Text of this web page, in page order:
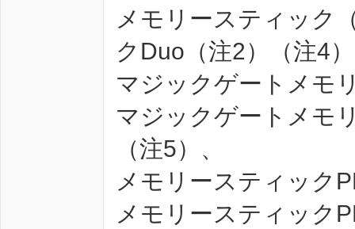
メモリースティック
クDuo（注2）（注4
マジックゲートメモ
マジックゲートメモ
（注5）、
メモリースティック
メモリースティック